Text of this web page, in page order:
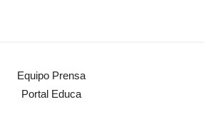
Equipo Prensa
Portal Educa